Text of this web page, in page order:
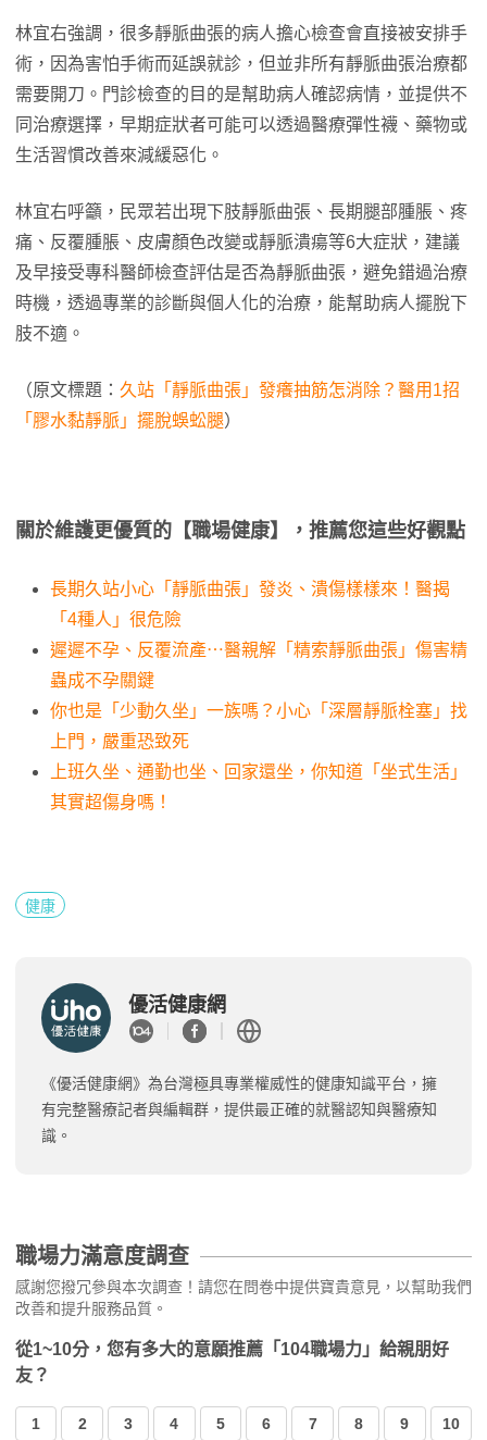
林宜右強調，很多靜脈曲張的病人擔心檢查會直接被安排手
術，因為害怕手術而延誤就診，但並非所有靜脈曲張治療都
需要開刀。門診檢查的目的是幫助病人確認病情，並提供不
同治療選擇，早期症狀者可能可以透過醫療彈性襪、藥物或
生活習慣改善來減緩惡化。
林宜右呼籲，民眾若出現下肢靜脈曲張、長期腿部腫脹、疼
痛、反覆腫脹、皮膚顏色改變或靜脈潰瘍等6大症狀，建議
及早接受專科醫師檢查評估是否為靜脈曲張，避免錯過治療
時機，透過專業的診斷與個人化的治療，能幫助病人擺脫下
肢不適。
（原文標題： 久站「靜脈曲張」發癢抽筋怎消除？醫用1招
「膠水黏靜脈」擺脫蜈蚣腿）
關於維護更優質的【職場健康】，推薦您這些好觀點
長期久站小心「靜脈曲張」發炎、潰傷樣樣來！醫揭
「4種人」很危險
遲遲不孕、反覆流產⋯醫親解「精索靜脈曲張」傷害精
蟲成不孕關鍵
你也是「少動久坐」一族嗎？小心「深層靜脈栓塞」找
上門，嚴重恐致死
上班久坐、通勤也坐、回家還坐，你知道「坐式生活」
其實超傷身嗎！
健康
優活健康網
《優活健康網》為台灣極具專業權威性的健康知識平台，擁
有完整醫療記者與編輯群，提供最正確的就醫認知與醫療知
識。
職場力滿意度調查
感謝您撥冗參與本次調查！請您在問卷中提供寶貴意見，以幫助我們
改善和提升服務品質。
從1~10分，您有多大的意願推薦「104職場力」給親朋好
友？
1 2 3 4 5 6 7 8 9 10